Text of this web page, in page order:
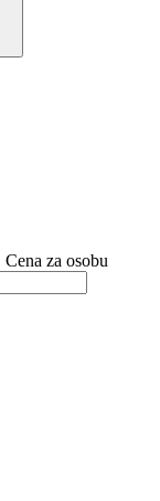
Cena za osobu